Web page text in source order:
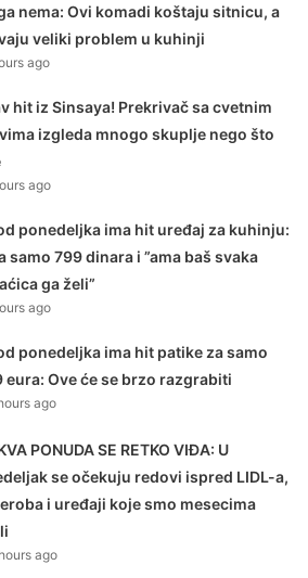
nema: Ovi komadi koštaju sitnicu, a
veliki problem u kuhinji
ago
hit iz Sinsaya! Prekrivač sa cvetnim
izgleda mnogo skuplje nego što
ago
ponedeljka ima hit uređaj za kuhinju:
samo 799 dinara i ”ama baš svaka
ga želi”
ago
ponedeljka ima hit patike za samo
eura: Ove će se brzo razgrabiti
ago
PONUDA SE RETKO VIĐA: U
se očekuju redovi ispred LIDL-a,
i uređaji koje smo mesecima
ago